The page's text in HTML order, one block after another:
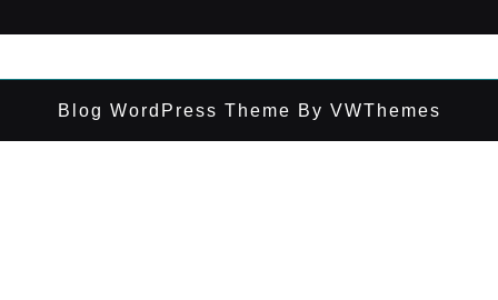
Blog WordPress Theme By VWThemes